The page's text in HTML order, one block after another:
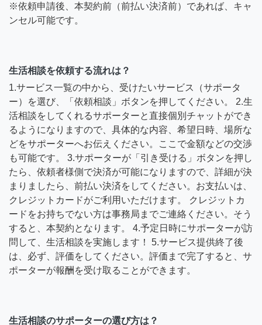
※依頼申請後、本契約前（前払い決済前）であれば、キャ
ンセル可能です。
生活相談を依頼する流れは？
1.サービス一覧の中から、受けたいサービス（サポータ
ー）を選び、「依頼相談」ボタンを押してください。 2.生
活相談をしてくれるサポーターと直接個別チャットができ
るようになりますので、具体的な内容、希望日時、場所な
どをサポーターへお伝えください。ここで金額などの交渉
も可能です。 3.サポーターが「引き受ける」ボタンを押し
たら、依頼者様側で決済が可能になりますので、詳細が決
まりましたら、前払い決済をしてください。お支払いは、
クレジットカードがご利用いただけます。 クレジットカ
ードをお持ちでない方は事務局までご連絡ください。そう
すると、本契約となります。 4.予定日時にサポーターが訪
問して、生活相談を実施します！ 5.サービス提供終了後
は、必ず、評価をしてください。評価まで完了すると、サ
ポーターが報酬を受け取ることができます。
生活相談のサポーターの選び方は？